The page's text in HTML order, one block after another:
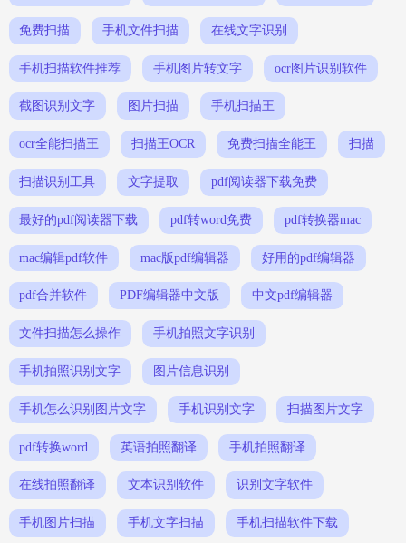
免费扫描 手机文件扫描 在线文字识别
手机扫描软件推荐 手机图片转文字 ocr图片识别软件
截图识别文字 图片扫描 手机扫描王
ocr全能扫描王 扫描王OCR 免费扫描全能王 扫描
扫描识别工具 文字提取 pdf阅读器下载免费
最好的pdf阅读器下载 pdf转word免费 pdf转换器mac
mac编辑pdf软件 mac版pdf编辑器 好用的pdf编辑器
pdf合并软件 PDF编辑器中文版 中文pdf编辑器
文件扫描怎么操作 手机拍照文字识别
手机拍照识别文字 图片信息识别
手机怎么识别图片文字 手机识别文字 扫描图片文字
pdf转换word 英语拍照翻译 手机拍照翻译
在线拍照翻译 文本识别软件 识别文字软件
手机图片扫描 手机文字扫描 手机扫描软件下载